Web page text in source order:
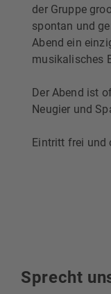
der Gruppe
spontan und
Abend ein
musikalisches
Der Abend ist
Neugier und
Eintritt frei und
Sprecht